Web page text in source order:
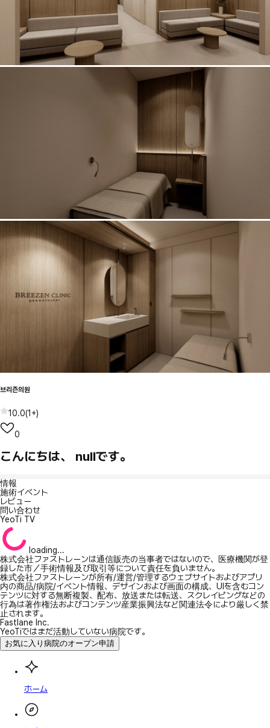
브리즌의원
10.0(1+)
0
こんにちは、 nullです。
情報
施術イベント
レビュー
問い合わせ
YeoTi TV
loading...
株式会社ファストレーンは通信販売の当事者ではないので、医療機関が登
録した市／手術情報及び取引等について責任を負いません。
株式会社ファストレーンが所有/運営/管理するウェブサイトおよびアプリ
内の商品/病院/イベント情報、デザインおよび画面の構成、UIを含むコン
テンツに対する無断複製、配布、放送または転送、スクレイピングなどの
行為は著作権法およびコンテンツ産業振興法など関連法令により厳しく禁
止されます。
Fastlane Inc.
YeoTiではまだ活動していない病院です。
お気に入り病院のオープン申請
ホーム